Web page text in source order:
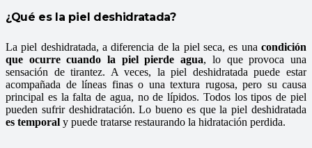
¿Qué es la piel deshidratada?
La piel deshidratada, a diferencia de la piel seca, es una condición
que ocurre cuando la piel pierde agua, lo que provoca una
sensación de tirantez. A veces, la piel deshidratada puede estar
acompañada de líneas finas o una textura rugosa, pero su causa
principal es la falta de agua, no de lípidos. Todos los tipos de piel
pueden sufrir deshidratación. Lo bueno es que la piel deshidratada
es temporal y puede tratarse restaurando la hidratación perdida.